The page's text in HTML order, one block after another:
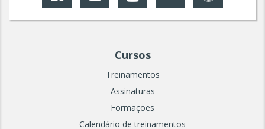
Cursos
Treinamentos
Assinaturas
Formações
Calendário de treinamentos